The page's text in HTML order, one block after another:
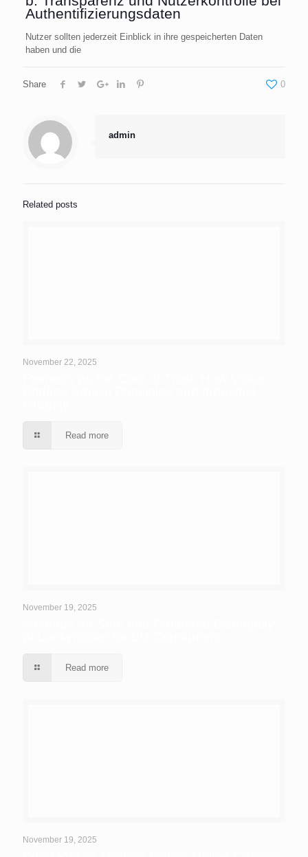
Authentifizierungsdaten
Nutzer sollten jederzeit Einblick in ihre gespeicherten Daten
haben und die
Share 0
admin
Related posts
November 22, 2025
Read more
November 19, 2025
Read more
November 19, 2025